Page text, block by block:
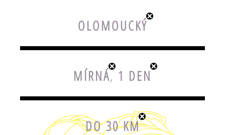
OLOMOUCKÝ
MÍRNÁ, 1 DEN
DO 30 KM